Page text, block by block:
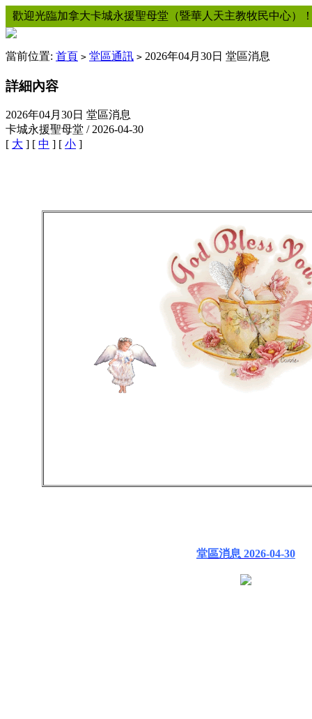
歡迎光臨加拿大卡城永援聖母堂（暨華人天主教牧民中心）
當前位置: 首頁 > 堂區通訊 > 2026年04月30日 堂區消息
詳細內容
2026年04月30日 堂區消息
卡城永援聖母堂 / 2026-04-30
[ 大 ] [ 中 ] [ 小 ]
堂區消息 2026-04-30